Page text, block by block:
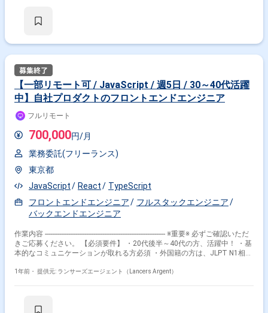
用いただけるサービスへと成長しました。技術的に解決したい課題は様々
活用したインフラ基盤、アプリケーションからの脆弱性排除 ・各種ライブ
ラリバージョンアップに備えたE2Eテスト実装 ・サービス毎のインフラ基
盤分離 ・顧客数増加に耐えうる構成にするためのインフラ基盤見直し、ア
プリケーションの修正 ・CI/CDの継続的な見直し ・AWSのコスト削減に向
バージョンアップ ・yamoryなどを活用したインフラ基盤、アプリケーシ
意、BIツールの用意 【環境】 ・インフラ: AWS ・コンテナ管理: Amazon
・CI/CD: CircleCI, GitHub Actions, CodeBuild, CodeDeploy ・構成管理
(IaC): Terraform ・開発言語(フレームワーク): Ruby on Rails, Go lang,
React ・脆弱性管理: yamory, AeyeScan, 手動診断 ・プロジェクト管理:
JIRA ・コミュニケーションツール: Slack, Notion ・エディタ指定なし 【そ
【一部リモート可 / JavaScript / 週5日 / 30～40代活躍
中】自社プロダクトのフロントエンドエンジニア
フルリモート
700,000円/月
業務委託(フリーランス)
東京都
JavaScript
React
TypeScript
フロントエンドエンジニア
フルスタックエンジニア
バックエンドエンジニア
作業内容 ------------------------------------------------------------------- ※重要※ 必ずご確認いただ
きご応募ください。 【必須要件】 ・20代後半～40代の方、活躍中！ ・基
本的なコミュニケーションが取れる方必須 ・外国籍の方は、JLPT N1相当
（副業不可） ・エンジニア実務経験3年以上必須 ---------------------------------------------
配置・評価などの人材マネジメント業務をサポートしています。 また、人
1年前・ 提供元: ランサーズエージェント（Lancers Argent）